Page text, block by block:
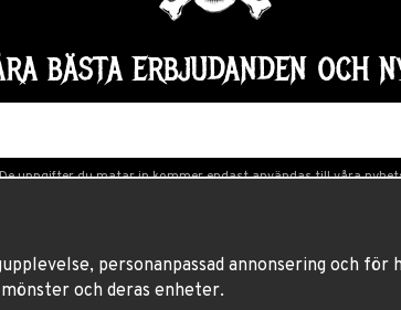
BÄSTA ERBJUDANDEN OCH
uppgifter du matar in kommer endast användas till våra
personanpassad annonsering och
och deras enheter.